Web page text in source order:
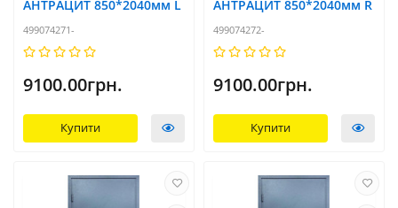
АНТРАЦИТ 850*2040мм L
499074271-
9100.00грн.
Купити
АНТРАЦИТ 850*2040мм R
499074272-
9100.00грн.
Купити